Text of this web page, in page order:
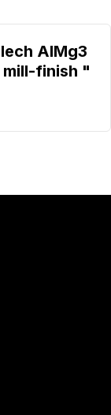
AlMg3
mill-finish "